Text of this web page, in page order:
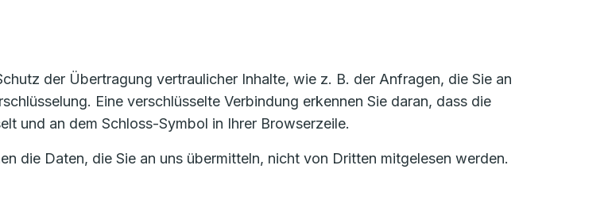
der Übertragung vertraulicher Inhalte, wie z. B. der Anfragen, die Sie an
Eine verschlüsselte Verbindung erkennen Sie daran, dass die
und an dem Schloss-Symbol in Ihrer Browserzeile.
die Daten, die Sie an uns übermitteln, nicht von Dritten mitgelesen werden.